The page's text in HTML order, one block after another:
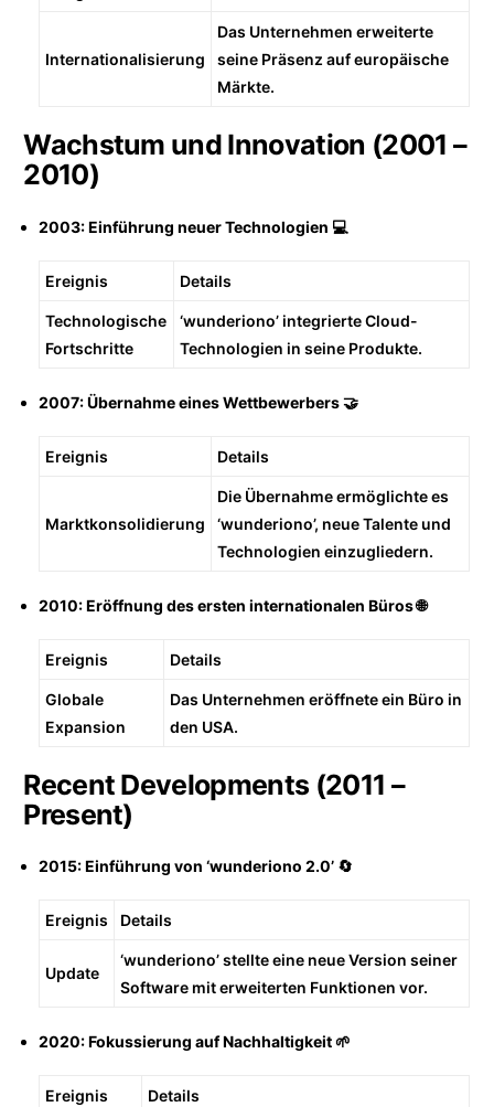
Internationalisierung
Das Unternehmen erweiterte
seine Präsenz auf europäische
Märkte.
Wachstum und Innovation (2001 –
2010)
2003: Einführung neuer Technologien 💻
Ereignis Details
Technologische
Fortschritte
‘wunderiono’ integrierte Cloud-
Technologien in seine Produkte.
2007: Übernahme eines Wettbewerbers 🤝
Ereignis Details
Marktkonsolidierung
Die Übernahme ermöglichte es
‘wunderiono’, neue Talente und
Technologien einzugliedern.
2010: Eröffnung des ersten internationalen Büros 🌐
Ereignis Details
Globale
Expansion
Das Unternehmen eröffnete ein Büro in
den USA.
Recent Developments (2011 –
Present)
2015: Einführung von ‘wunderiono 2.0’ 🔄
Ereignis Details
Update
‘wunderiono’ stellte eine neue Version seiner
Software mit erweiterten Funktionen vor.
2020: Fokussierung auf Nachhaltigkeit 🌱
Ereignis Details